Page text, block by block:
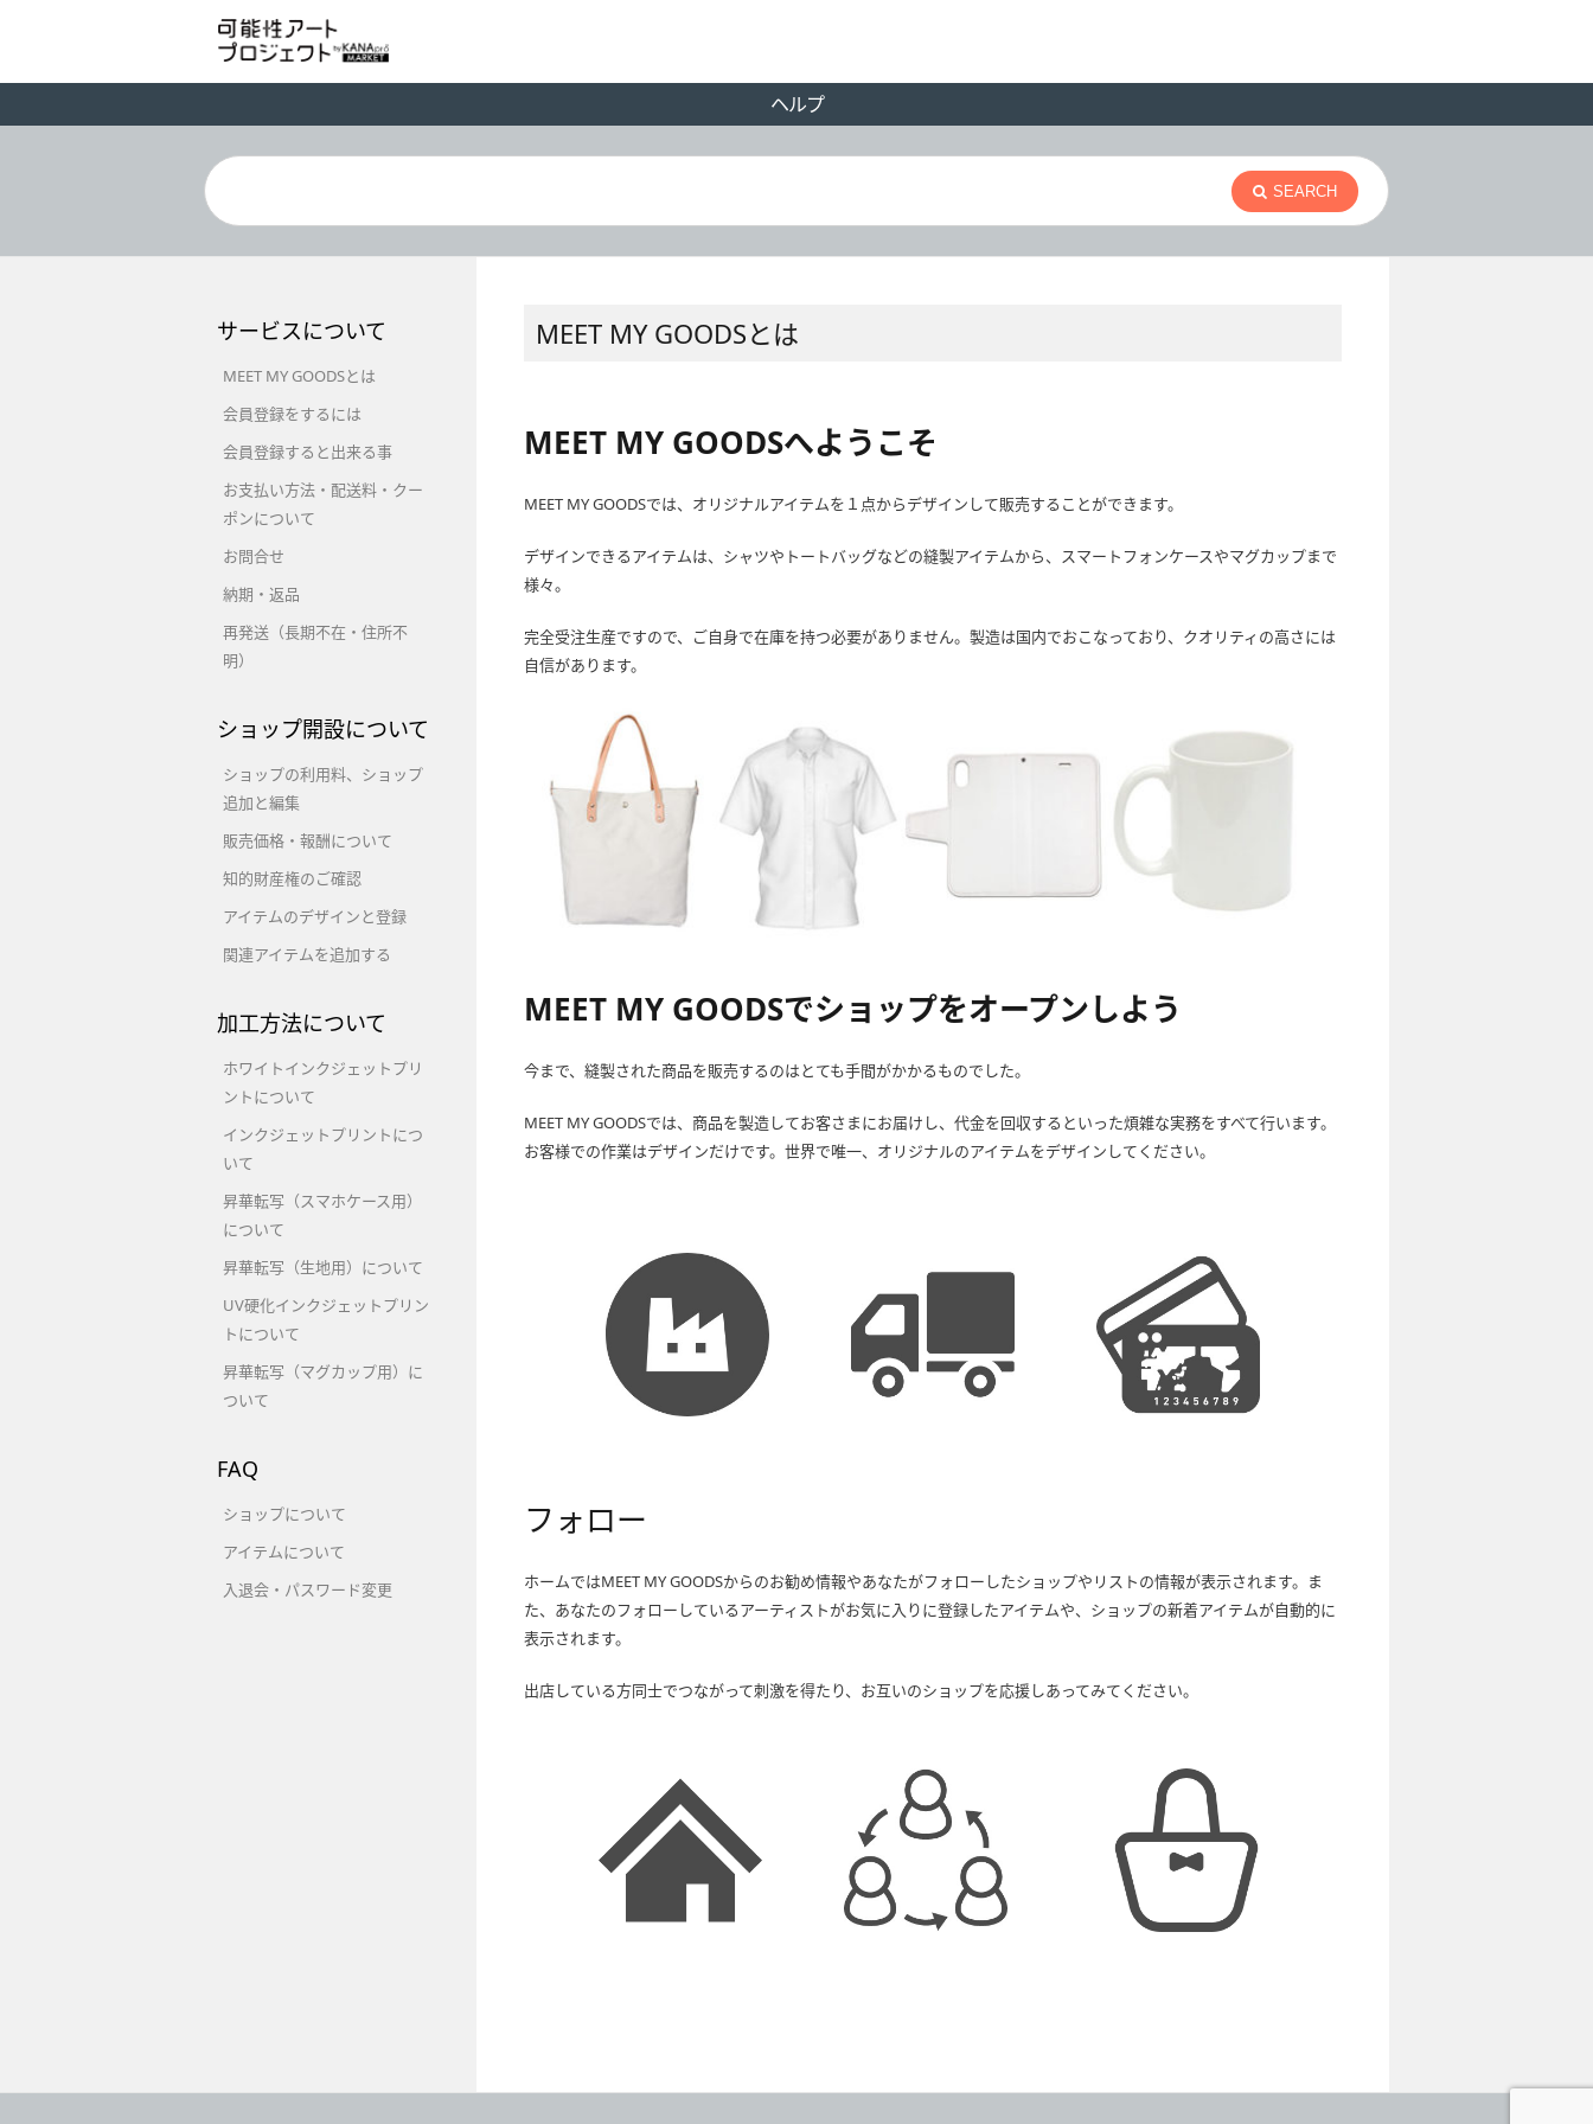
ヘルプ
SEARCH
MEET MY GOODSとは
MEET MY GOODSへようこそ
MEET MY GOODSでは、オリジナルアイテムを１点からデザインして販売することができます。
デザインできるアイテムは、シャツやトートバッグなどの縫製アイテムから、スマートフォンケースやマグカップまで
様々。
完全受注生産ですので、ご自身で在庫を持つ必要がありません。製造は国内でおこなっており、クオリティの高さには
自信があります。
MEET MY GOODSでショップをオープンしよう
今まで、縫製された商品を販売するのはとても手間がかかるものでした。
MEET MY GOODSでは、商品を製造してお客さまにお届けし、代金を回収するといった煩雑な実務をすべて行います。
お客様での作業はデザインだけです。世界で唯一、オリジナルのアイテムをデザインしてください。
フォロー
ホームではMEET MY GOODSからのお勧め情報やあなたがフォローしたショップやリストの情報が表示されます。ま
た、あなたのフォローしているアーティストがお気に入りに登録したアイテムや、ショップの新着アイテムが自動的に
表示されます。
出店している方同士でつながって刺激を得たり、お互いのショップを応援しあってみてください。
サービスについて
MEET MY GOODSとは
会員登録をするには
会員登録すると出来る事
お支払い方法・配送料・クー
ポンについて
お問合せ
納期・返品
再発送（長期不在・住所不
明）
ショップ開設について
ショップの利用料、ショップ
追加と編集
販売価格・報酬について
知的財産権のご確認
アイテムのデザインと登録
関連アイテムを追加する
加工方法について
ホワイトインクジェットプリ
ントについて
インクジェットプリントにつ
いて
昇華転写（スマホケース用）
について
昇華転写（生地用）について
UV硬化インクジェットプリン
トについて
昇華転写（マグカップ用）に
ついて
FAQ
ショップについて
アイテムについて
入退会・パスワード変更